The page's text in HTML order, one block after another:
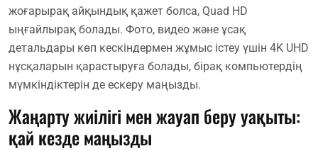
жоғарырақ айқындық қажет болса, Quad HD
ыңғайлырақ болады. Фото, видео және ұсақ
детальдары көп кескіндермен жұмыс істеу үшін 4K UHD
нұсқаларын қарастыруға болады, бірақ компьютердің
мүмкіндіктерін де ескеру маңызды.
Жаңарту жиілігі мен жауап беру уақыты:
қай кезде маңызды